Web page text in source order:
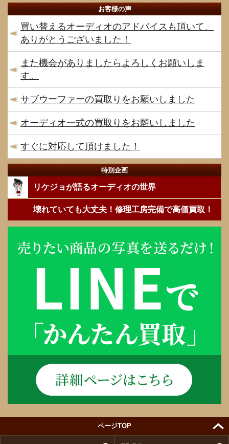
お客様の声
買い替えるオーディオのアドバイスも頂いて、
ありがとうございました！
また機会がありましたらよろしくお願いしま
す。
サブウーファーの買取りをお願いしました
オーディオ一式の買取りをお願いしました
すぐに対応して頂けました！
特別企画
リケジョが語るオーディオの世界
壊れていても大丈夫！修理工房完備で高価買取！
ページTOP